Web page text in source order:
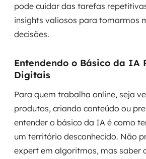
pode cuidar das tarefas
insights valiosos para tomarmos
decisões.
Entendendo o Básico da IA
Digitais
Para quem trabalha online, seja
produtos, criando conteúdo ou
entender o básico da IA é como
um território desconhecido. Não
expert em algoritmos, mas saber